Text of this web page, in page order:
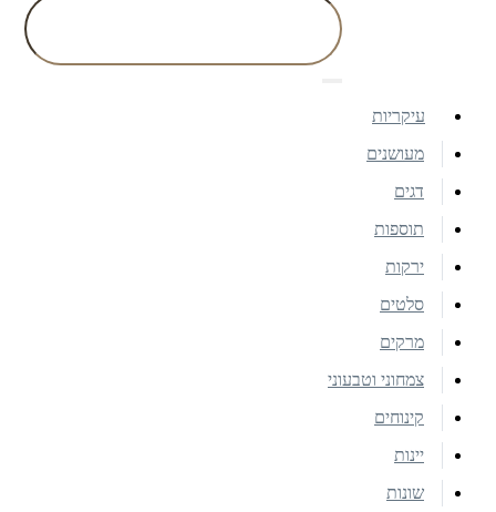
עיקריות
מעושנים
דגים
תוספות
ירקות
סלטים
מרקים
צמחוני וטבעוני
קינוחים
יינות
שונות